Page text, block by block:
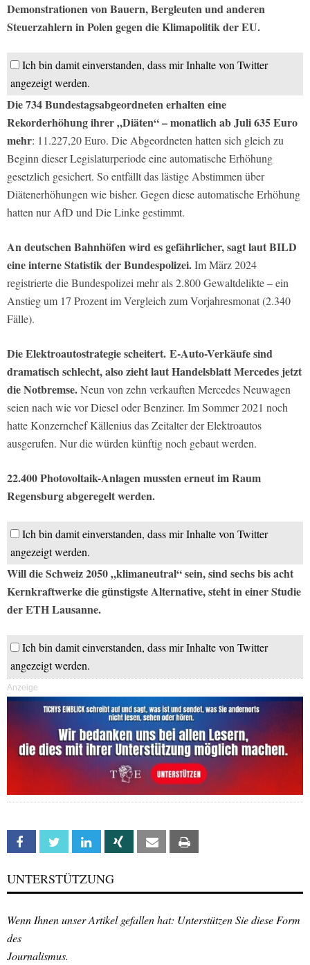
Demonstrationen von Bauern, Bergleuten und anderen
Steuerzahlern in Polen gegen die Klimapolitik der EU.
Ich bin damit einverstanden, dass mir Inhalte von Twitter
angezeigt werden.
Die 734 Bundestagsabgeordneten erhalten eine
Rekorderhöhung ihrer „Diäten“ – monatlich ab Juli 635 Euro
mehr: 11.227,20 Euro. Die Abgeordneten hatten sich gleich zu
Beginn dieser Legislaturperiode eine automatische Erhöhung
gesetzlich gesichert. So entfällt das lästige Abstimmen über
Diätenerhöhungen wie bisher. Gegen diese automatische Erhöhung
hatten nur AfD und Die Linke gestimmt.
An deutschen Bahnhöfen wird es gefährlicher, sagt laut BILD
eine interne Statistik der Bundespolizei.Im März 2024
registrierte die Bundespolizei mehr als 2.800 Gewaltdelikte – ein
Anstieg um 17 Prozent im Vergleich zum Vorjahresmonat (2.340
Fälle).
Die Elektroautostrategie scheitert. E-Auto-Verkäufe sind
dramatisch schlecht, also zieht laut Handelsblatt Mercedes jetzt
die Notbremse.Neun von zehn verkauften Mercedes Neuwagen
seien nach wie vor Diesel oder Benziner. Im Sommer 2021 noch
hatte Konzernchef Källenius das Zeitalter der Elektroautos
ausgerufen. Nur die würden künftig noch gebaut werden.
22.400 Photovoltaik-Anlagen mussten erneut im Raum
Regensburg abgeregelt werden.
Ich bin damit einverstanden, dass mir Inhalte von Twitter
angezeigt werden.
Will die Schweiz 2050 „klimaneutral“ sein, sind sechs bis acht
Kernkraftwerke die günstigste Alternative, steht in einer Studie
der ETH Lausanne.
Ich bin damit einverstanden, dass mir Inhalte von Twitter
angezeigt werden.
Anzeige
Facebook Twitter Linkedin Xing Email
UNTERSTÜTZUNG
Wenn Ihnen unser Artikel gefallen hat: Unterstützen Sie diese Form
des
Journalismus.